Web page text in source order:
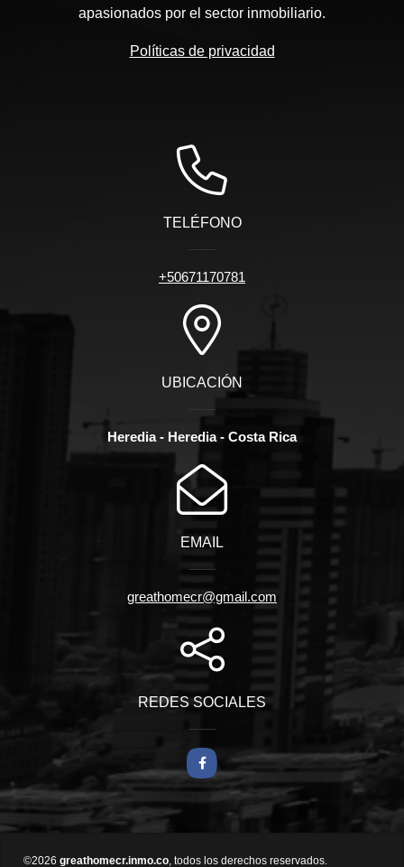
apasionados por el sector inmobiliario.
Políticas de privacidad
TELÉFONO
+50671170781
UBICACIÓN
Heredia - Heredia - Costa Rica
EMAIL
greathomecr@gmail.com
REDES SOCIALES
Facebook
©2026 greathomecr.inmo.co, todos los derechos reservados.